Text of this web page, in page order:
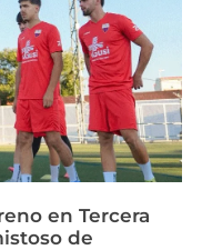
en Tercera
de